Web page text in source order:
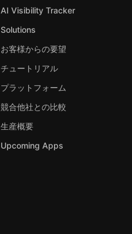
AI Visibility Tracker
Solutions
お客様からの要望
チュートリアル
プラットフォーム
競合他社との比較
生産概要
Upcoming Apps